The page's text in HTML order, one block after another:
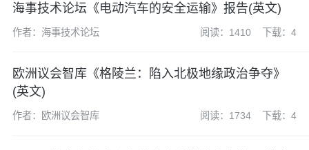
海事技术论坛《电动汽车的安全运输》报告(英文)
作者：海事技术论坛 阅读：1410 下载：4
欧洲议会智库《格陵兰：陷入北极地缘政治争夺》
(英文)
作者：欧洲议会智库 阅读：1734 下载：4